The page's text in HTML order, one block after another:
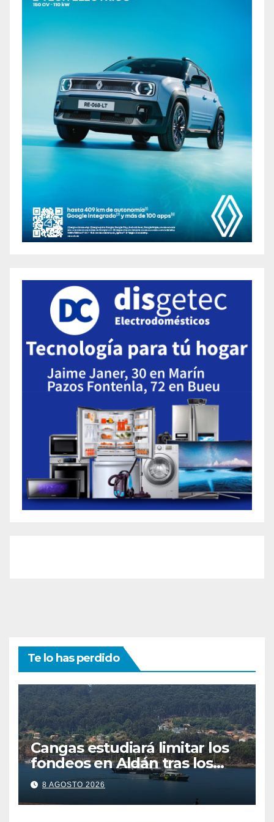
Te lo has perdido
Cangas estudiará limitar los
fondeos en Aldán tras los
últimos episodios de
contaminación en O Con
8 AGOSTO 2026